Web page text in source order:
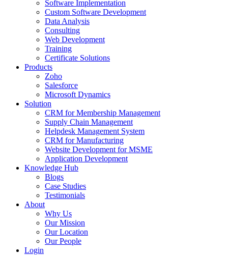
Software Implementation
Custom Software Development
Data Analysis
Consulting
Web Development
Training
Certificate Solutions
Products
Zoho
Salesforce
Microsoft Dynamics
Solution
CRM for Membership Management
Supply Chain Management
Helpdesk Management System
CRM for Manufacturing
Website Development for MSME
Application Development
Knowledge Hub
Blogs
Case Studies
Testimonials
About
Why Us
Our Mission
Our Location
Our People
Login